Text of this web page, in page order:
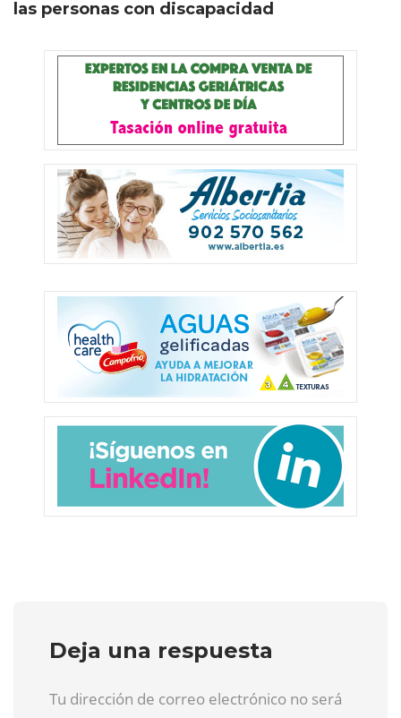
las personas con discapacidad
Deja una respuesta
Tu dirección de correo electrónico no será